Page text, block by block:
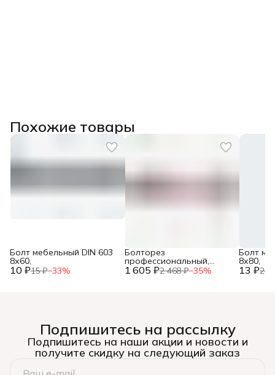
Похожие товары
10 ₽15 ₽−33%
Болт мебельный DIN 603
8х60,
1 605 ₽2 468 ₽−35%
Болторез
профессиональный,
губки из 13 ₽20
Болт
8х80,
Подпишитесь на рассылку
Подпишитесь на наши акции и новости и
получите скидку на следующий заказ